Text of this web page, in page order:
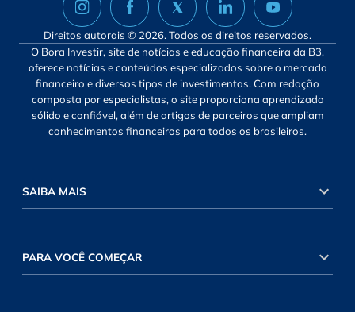
Direitos autorais © 2026. Todos os direitos reservados.
O Bora Investir, site de notícias e educação financeira da B3,
oferece notícias e conteúdos especializados sobre o mercado
financeiro e diversos tipos de investimentos. Com redação
composta por especialistas, o site proporciona aprendizado
sólido e confiável, além de artigos de parceiros que ampliam
conhecimentos financeiros para todos os brasileiros.
SAIBA MAIS
PARA VOCÊ COMEÇAR